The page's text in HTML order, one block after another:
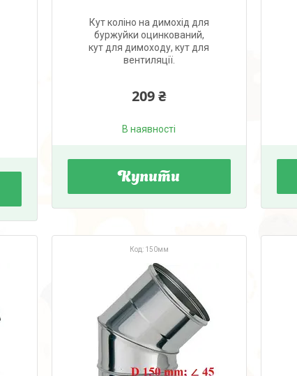
Кут коліно на димохід для
буржуйки оцинкований,
кут для димоходу, кут для
вентиляції.
209 ₴
В наявності
Купити
150мм